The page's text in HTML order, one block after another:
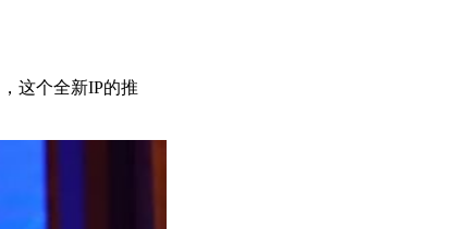
，这个全新IP的推